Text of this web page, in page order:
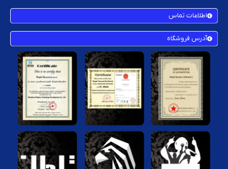
اطلاعات تماس
آدرس فروشگاه